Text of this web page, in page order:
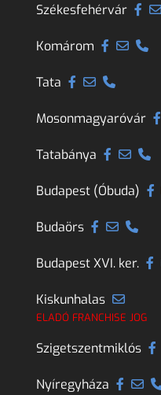
Székesfehérvár
Komárom
Tata
Mosonmagyaróvár
Tatabánya
Budapest (Óbuda)
Budaörs
Budapest XVI. ker.
Kiskunhalas
ELADÓ FRANCHISE JOG
Szigetszentmiklós
Nyíregyháza